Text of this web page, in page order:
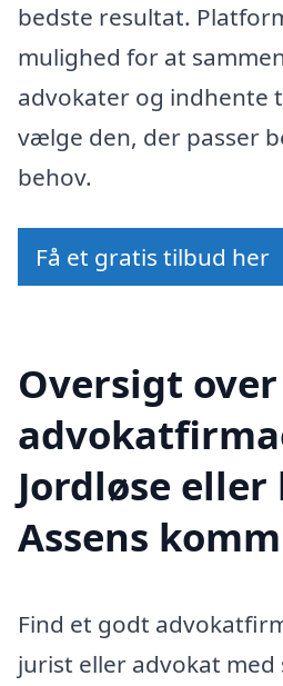
bedste resultat.
mulighed for at
advokater og indhente
vælge den, der passer
behov.
Få et gratis tilbud her
Oversigt over
Jordløse eller
Assens
Find et godt
jurist eller advokat